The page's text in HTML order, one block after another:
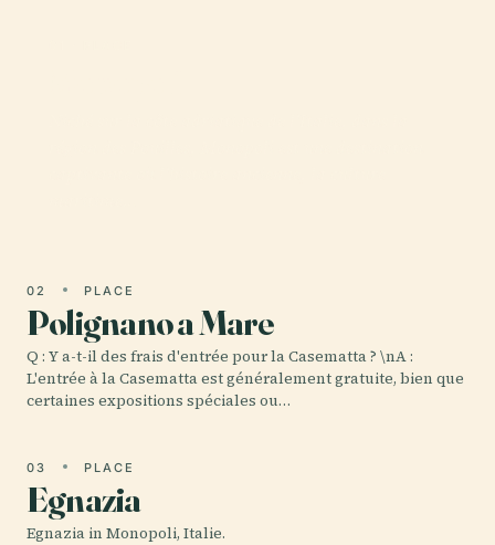
02 PLACE
Polignano a Mare
Q : Y a-t-il des frais d'entrée pour la Casematta ? \nA :
L'entrée à la Casematta est généralement gratuite, bien que
certaines expositions spéciales ou…
03 PLACE
Egnazia
Egnazia in Monopoli, Italie.